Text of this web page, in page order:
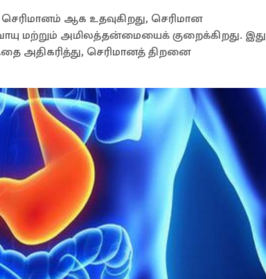
ஆக உதவுகிறது, செரிமான
மற்றும் அமிலத்தன்மையைக் குறைக்கிறது. இது
அதிகரித்து, செரிமானத் திறனை